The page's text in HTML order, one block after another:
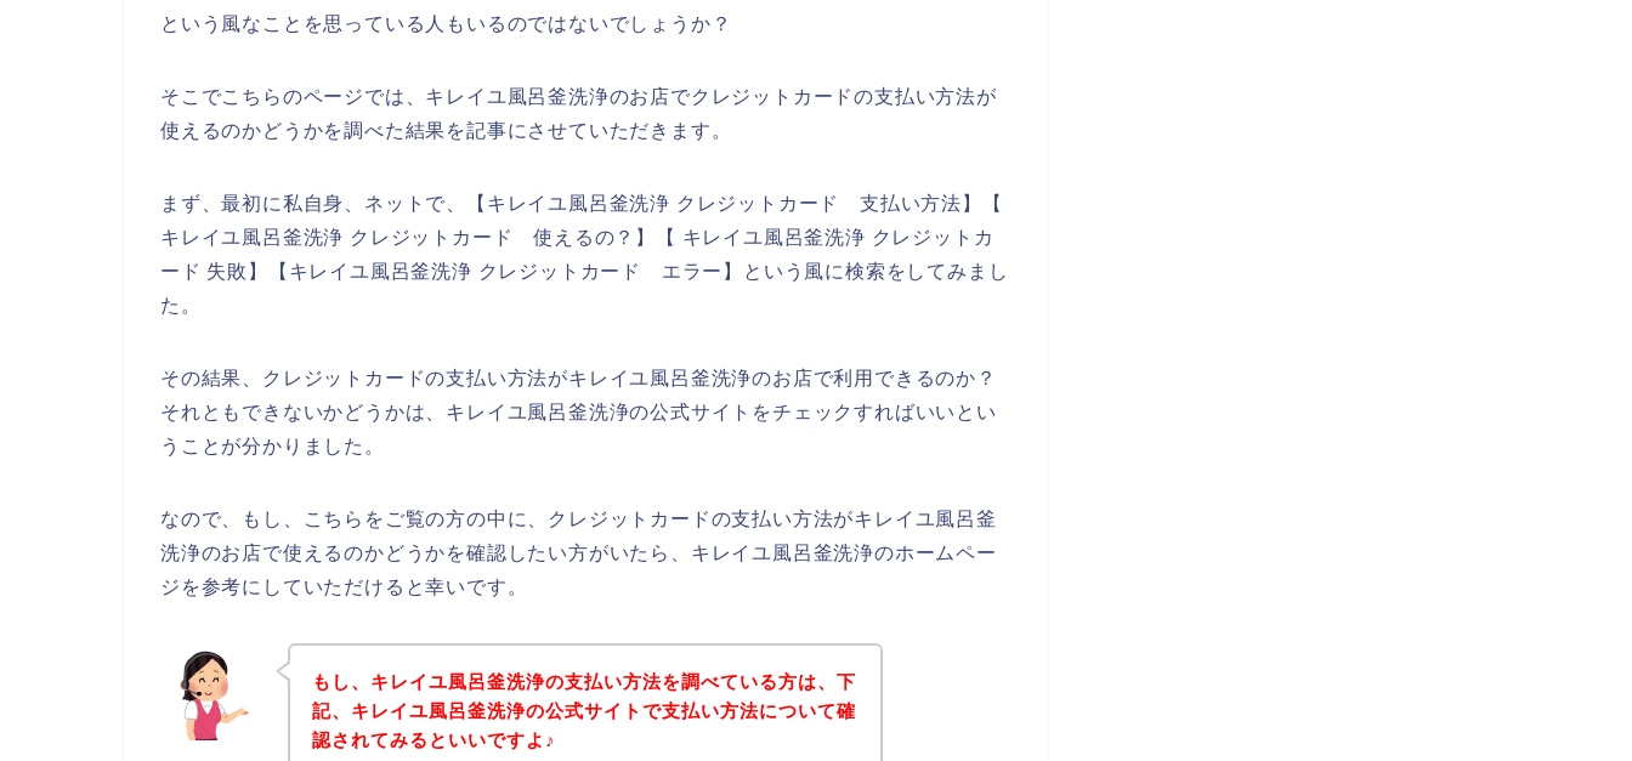
という風なことを思っている人もいるのではないでしょうか？
そこでこちらのページでは、キレイユ風呂釜洗浄のお店でクレジットカードの支払い方法が
使えるのかどうかを調べた結果を記事にさせていただきます。
まず、最初に私自身、ネットで、【キレイユ風呂釜洗浄 クレジットカード 支払い方法】【
キレイユ風呂釜洗浄 クレジットカード 使えるの？】【 キレイユ風呂釜洗浄 クレジットカ
ード 失敗】【キレイユ風呂釜洗浄 クレジットカード エラー】という風に検索をしてみまし
た。
その結果、クレジットカードの支払い方法がキレイユ風呂釜洗浄のお店で利用できるのか？
それともできないかどうかは、キレイユ風呂釜洗浄の公式サイトをチェックすればいいとい
うことが分かりました。
なので、もし、こちらをご覧の方の中に、クレジットカードの支払い方法がキレイユ風呂釜
洗浄のお店で使えるのかどうかを確認したい方がいたら、キレイユ風呂釜洗浄のホームペー
ジを参考にしていただけると幸いです。
もし、キレイユ風呂釜洗浄の支払い方法を調べている方は、下
記、キレイユ風呂釜洗浄の公式サイトで支払い方法について確
認されてみるといいですよ♪